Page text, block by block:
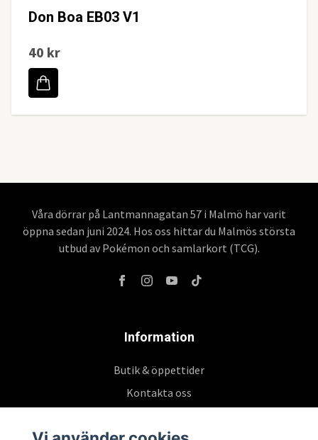
Don Boa EB03 V1
40 kr
Våra dörrar på Lantmannagatan 57 i Malmö har varit
öppna sedan juni 2024. Hos oss hittar du Malmös största
utbud av Pokémon och samlarkort (TCG).
Information
Butik & öppettider
Kontakta oss